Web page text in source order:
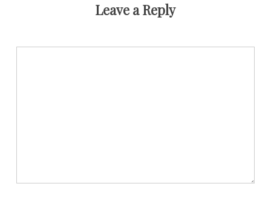
Leave a Reply